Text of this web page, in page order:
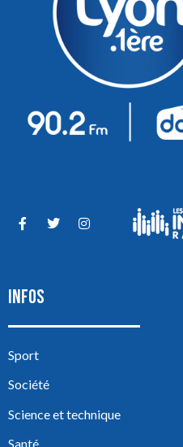
INFOS
Sport
Société
Science et technique
Santé